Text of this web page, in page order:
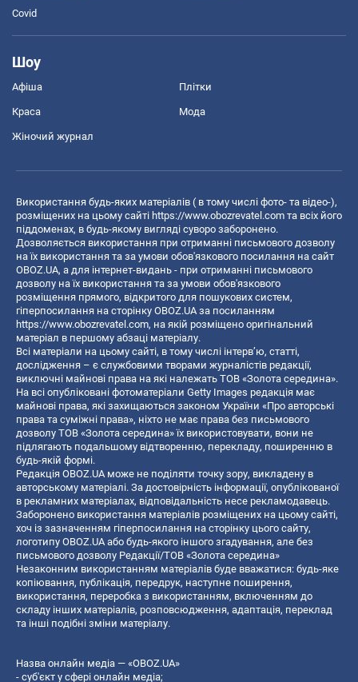
Covid
Шоу
Афіша Плітки
Краса Мода
Жіночий журнал
Використання будь-яких матеріалів ( в тому числі фото- та відео-),
розміщених на цьому сайті https://www.obozrevatel.com та всіх його
піддоменах, в будь-якому вигляді суворо заборонено.
Дозволяється використання при отриманні письмового дозволу
на їх використання та за умови обов'язкового посилання на сайт
OBOZ.UA, а для інтернет-видань - при отриманні письмового
дозволу на їх використання та за умови обов'язкового
розміщення прямого, відкритого для пошукових систем,
гіперпосилання на сторінку OBOZ.UA за посиланням
https://www.obozrevatel.com, на якій розміщено оригінальний
матеріал в першому абзаці матеріалу.
Всі матеріали на цьому сайті, в тому числі інтерв’ю, статті,
дослідження – є службовими творами журналістів редакції,
виключні майнові права на які належать ТОВ «Золота середина».
На всі опубліковані фотоматеріали Getty Images редакція має
майнові права, які захищаються законом України «Про авторські
права та суміжні права», ніхто не має права без письмового
дозволу ТОВ «Золота середина» їх використовувати, вони не
підлягають подальшому відтворенню, перекладу, поширенню в
будь-якій формі.
Редакція OBOZ.UA може не поділяти точку зору, викладену в
авторському матеріалі. За достовірність інформації, опублікованої
в рекламних матеріалах, відповідальність несе рекламодавець.
Заборонено використання матеріалів розміщених на цьому сайті,
хоч із зазначенням гіперпосилання на сторінку цього сайту,
логотипу OBOZ.UA або будь-якого іншого згадування, але без
письмового дозволу Редакції/ТОВ «Золота середина»
Незаконним використанням матеріалів буде вважатися: будь-яке
копiювання, публiкацiя, передрук, наступне поширення,
використання, переробка з використанням, включенням до
складу інших матеріалів, розповсюдження, адаптація, переклад
та інші подібні зміни матеріалу.
Назва онлайн медіа — «OBOZ.UA»
- суб'єкт у сфері онлайн медіа;